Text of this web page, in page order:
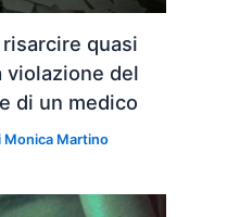
quasi
violazione del
di un medico
Monica Martino